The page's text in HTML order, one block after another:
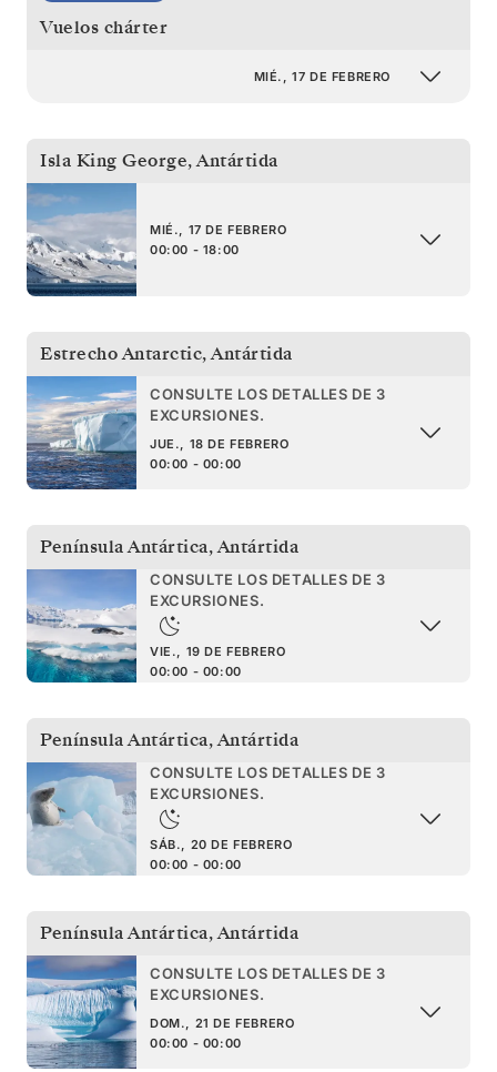
Vuelos chárter
MIÉ., 17 DE FEBRERO
Isla King George,Antártida
MIÉ., 17 DE FEBRERO
00:00 - 18:00
Estrecho Antarctic,Antártida
CONSULTE LOS DETALLES DE 3
EXCURSIONES.
JUE., 18 DE FEBRERO
00:00 - 00:00
Península Antártica,Antártida
CONSULTE LOS DETALLES DE 3
EXCURSIONES.
VIE., 19 DE FEBRERO
00:00 - 00:00
Península Antártica,Antártida
CONSULTE LOS DETALLES DE 3
EXCURSIONES.
SÁB., 20 DE FEBRERO
00:00 - 00:00
Península Antártica,Antártida
CONSULTE LOS DETALLES DE 3
EXCURSIONES.
DOM., 21 DE FEBRERO
00:00 - 00:00